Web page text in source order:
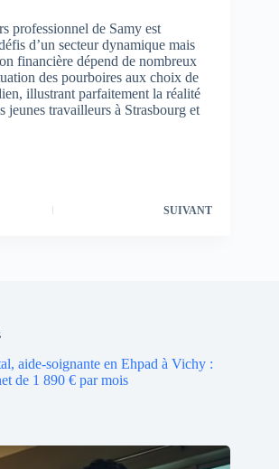
professionnel de Samy est
d’un secteur dynamique mais
financière dépend de nombreux
des pourboires aux choix de
illustrant parfaitement la réalité
jeunes travailleurs à Strasbourg et
SUIVANT
aide-soignante en Ehpad à Vichy :
de 1 890 € par mois